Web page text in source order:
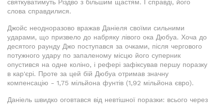
святкуватимуть Різдво з більшим щастям. І справді, його
слова справдилися.
Джойс неодноразово вражав Даніеля своїми сильними
ударами, що призвело до набряку лівого ока Дюбуа. Хоча до
десятого раунду Джо поступався за очками, після чергового
потужного удару по запаленому місцю його суперник
опустився на одне коліно, і рефері зафіксував першу поразку
в кар'єрі. Проте за цей бій Дюбуа отримав значну
компенсацію - 1,75 мільйона фунтів (1,92 мільйона євро).
Даніель швидко оговтався від невтішної поразки: всього через